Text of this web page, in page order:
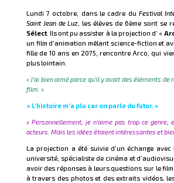
Lundi 7 octobre, dans le cadre du Festival
Saint Jean de Luz , les élèves de 6ème sont se
Sélect. Ils ont pu assister à la projection d’ «
un film d’animation mêlant science-fiction et
fille de 10 ans en 2075, rencontre Arco, qui
plus lointain.
« J’ai bien aimé parce qu’il y avait des éléments de
film. »
« L’histoire m’a plu car on parle du futur. »
« Personnellement, je n’aime pas trop ce
acteurs. Mais les idées étaient intéressantes et
La projection a été suivie d’un échange avec
université, spécialiste de cinéma et
avoir des réponses à leurs questions sur le
à travers des photos et des extraits vidéos,